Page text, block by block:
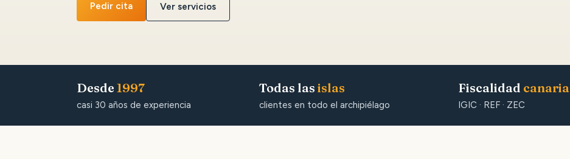
Pedir cita Ver servicios
Desde 1997
casi 30 años de experiencia
Todas las islas
clientes en todo el archipiélago
Fiscalidad canaria
IGIC · REF · ZEC